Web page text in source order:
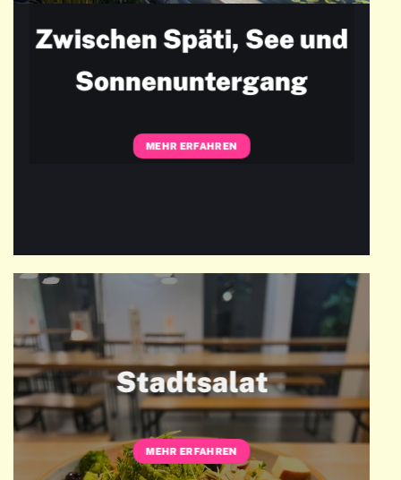
Zwischen Späti, See und
Sonnenuntergang
MEHR ERFAHREN
Stadtsalat
MEHR ERFAHREN